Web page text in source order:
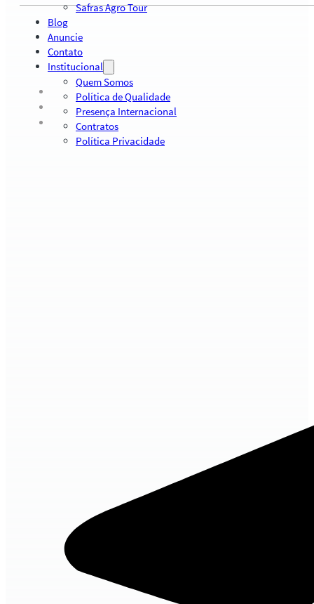
Safras Agro Tour
Blog
Anuncie
Contato
Institucional
Quem Somos
Política de Qualidade
Presença Internacional
Contratos
Política Privacidade